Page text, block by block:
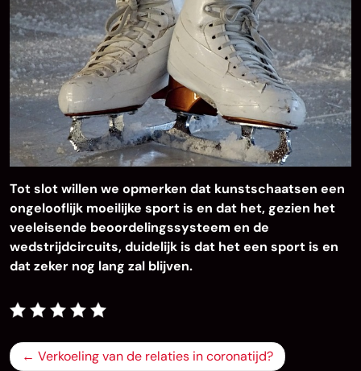
Tot slot willen we opmerken dat kunstschaatsen een
ongelooflijk moeilijke sport is en dat het, gezien het
veeleisende beoordelingssysteem en de
wedstrijdcircuits, duidelijk is dat het een sport is en
dat zeker nog lang zal blijven.
Bericht
Verkoeling van de relaties in coronatijd?